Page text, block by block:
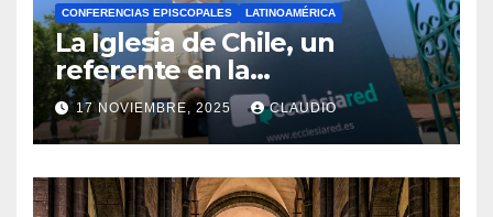
CONFERENCIAS EPISCOPALES LATINOAMÉRICA
La Iglesia de Chile, un
referente en la
transformación digital
gracias a Ecclesiared
17 NOVIEMBRE, 2025 CLAUDIO
N
O
H